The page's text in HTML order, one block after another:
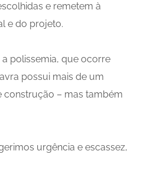
e remetem à
e do projeto.
polissemia, que ocorre
possui mais de um
construção – mas também
urgência e escassez,